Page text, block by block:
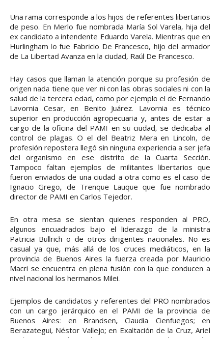
Una rama corresponde a los hijos de referentes libertarios
de peso. En Merlo fue nombrada María Sol Varela, hija del
ex candidato a intendente Eduardo Varela. Mientras que en
Hurlingham lo fue Fabricio De Francesco, hijo del armador
de La Libertad Avanza en la ciudad, Raúl De Francesco.
Hay casos que llaman la atención porque su profesión de
origen nada tiene que ver ni con las obras sociales ni con la
salud de la tercera edad, como por ejemplo el de Fernando
Lavornia Cesar, en Benito Juárez. Lavornia es técnico
superior en producción agropecuaria y, antes de estar a
cargo de la oficina del PAMI en su ciudad, se dedicaba al
control de plagas. O el del Beatriz Mera en Lincoln, de
profesión repostera llegó sin ninguna experiencia a ser jefa
del organismo en ese distrito de la Cuarta Sección.
Tampoco faltan ejemplos de militantes libertarios que
fueron enviados de una ciudad a otra como es el caso de
Ignacio Grego, de Trenque Lauque que fue nombrado
director de PAMI en Carlos Tejedor.
En otra mesa se sientan quienes responden al PRO,
algunos encuadrados bajo el liderazgo de la ministra
Patricia Bullrich o de otros dirigentes nacionales. No es
casual ya que, más allá de los cruces mediáticos, en la
provincia de Buenos Aires la fuerza creada por Mauricio
Macri se encuentra en plena fusión con la que conducen a
nivel nacional los hermanos Milei.
Ejemplos de candidatos y referentes del PRO nombrados
con un cargo jerárquico en el PAMI de la provincia de
Buenos Aires: en Brandsen, Claudia Cienfuegos; en
Berazategui, Néstor Vallejo; en Exaltación de la Cruz, Ariel